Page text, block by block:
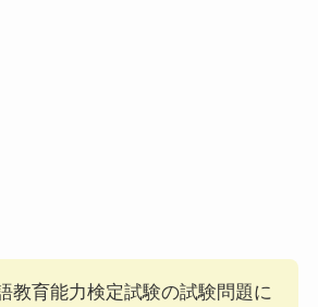
教育能力検定試験の試験問題に